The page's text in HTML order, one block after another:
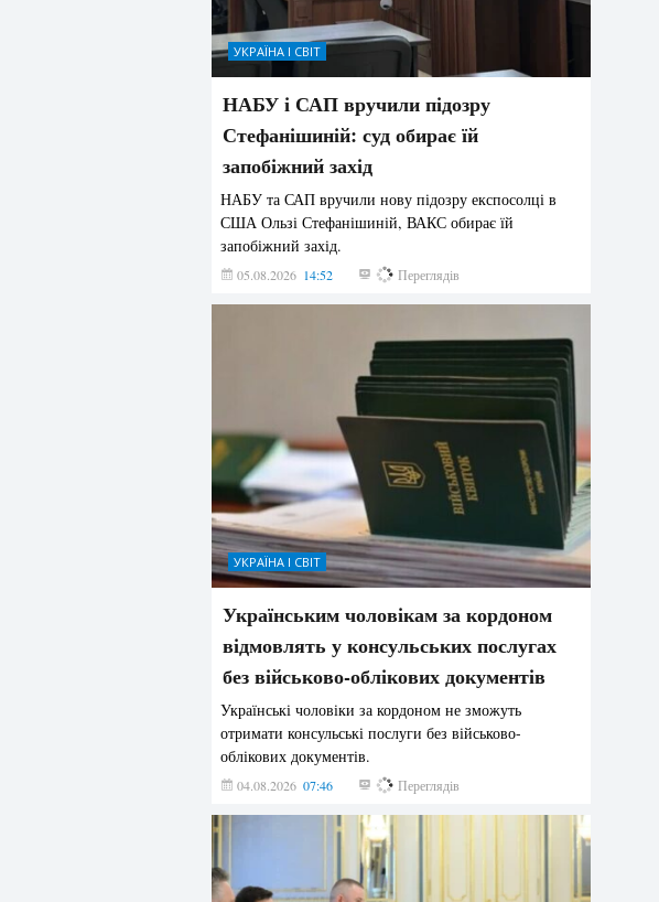
УКРАЇНА І СВІТ
НАБУ і САП вручили підозру
Стефанішиній: суд обирає їй
запобіжний захід
НАБУ та САП вручили нову підозру експосолці в
США Ользі Стефанішиній, ВАКС обирає їй
запобіжний захід.
05.08.2026 14:52 180 Переглядів
УКРАЇНА І СВІТ
Українським чоловікам за кордоном
відмовлять у консульських послугах
без військово-облікових документів
Українські чоловіки за кордоном не зможуть
отримати консульські послуги без військово-
облікових документів.
04.08.2026 07:46 167 Переглядів